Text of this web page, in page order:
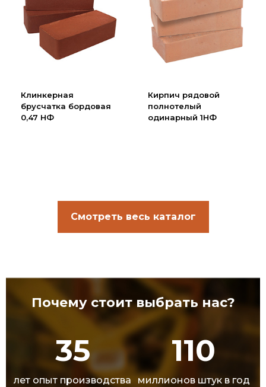
Клинкерная
брусчатка бордовая
0,47 НФ
Кирпич рядовой
полнотелый
одинарный 1НФ
Смотреть весь каталог
Почему стоит выбрать нас?
35
лет опыт производства
110
миллионов штук в год